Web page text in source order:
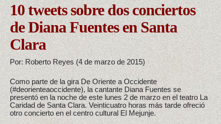
10 tweets sobre dos conciertos
de Diana Fuentes en Santa
Clara
Por: Roberto Reyes (4 de marzo de 2015)
Como parte de la gira De Oriente a Occidente
(#deorienteaoccidente), la cantante Diana Fuentes se
presentó en la noche de este lunes 2 de marzo en el teatro La
Caridad de Santa Clara. Veinticuatro horas más tarde ofreció
otro concierto en el centro cultural El Mejunje.